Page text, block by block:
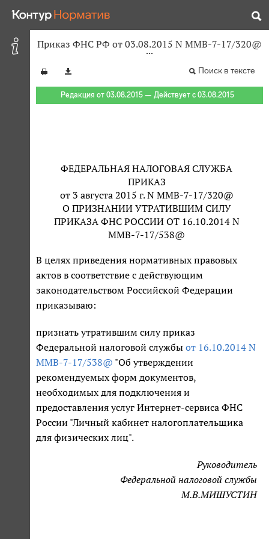
Приказ ФНС РФ от 03.08.2015 N ММВ-7-17/320@
Поиск в тексте
Редакция от 03.08.2015 — Действует с 03.08.2015
ФЕДЕРАЛЬНАЯ НАЛОГОВАЯ СЛУЖБА
ПРИКАЗ
от 3 августа 2015 г. N ММВ-7-17/320@
О ПРИЗНАНИИ УТРАТИВШИМ СИЛУ
ПРИКАЗА ФНС РОССИИ ОТ 16.10.2014 N
ММВ-7-17/538@
В целях приведения нормативных правовых
актов в соответствие с действующим
законодательством Российской Федерации
приказываю:
признать утратившим силу приказ
Федеральной налоговой службы от 16.10.2014 N
ММВ-7-17/538@ "Об утверждении
рекомендуемых форм документов,
необходимых для подключения и
предоставления услуг Интернет-сервиса ФНС
России "Личный кабинет налогоплательщика
для физических лиц".
Руководитель
Федеральной налоговой службы
М.В.МИШУСТИН